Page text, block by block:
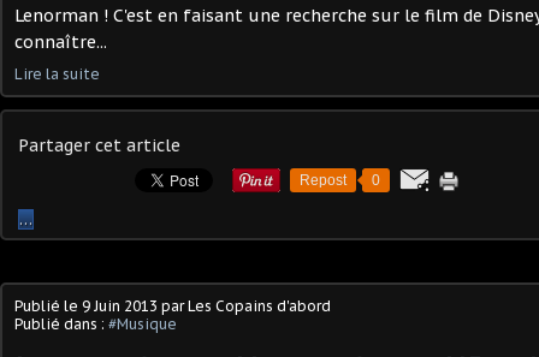
Lenorman ! C'est en faisant une recherche sur le film de
connaître...
Lire la suite
Partager cet article
Repost 0
…
Publié le 9 Juin 2013 par Les Copains d'abord
Publié dans : #Musique